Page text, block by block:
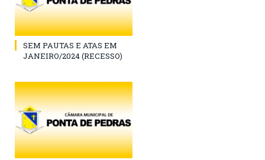
SEM PAUTAS E ATAS EM
JANEIRO/2024 (RECESSO)